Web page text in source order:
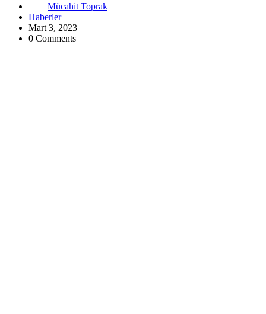
Mücahit Toprak
Haberler
Mart 3, 2023
0 Comments